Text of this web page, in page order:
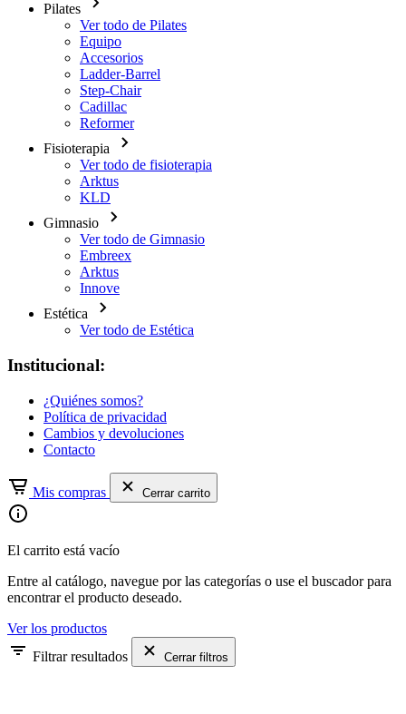
Pilates
Ver todo de Pilates
Equipo
Accesorios
Ladder-Barrel
Step-Chair
Cadillac
Reformer
Fisioterapia
Ver todo de fisioterapia
Arktus
KLD
Gimnasio
Ver todo de Gimnasio
Embreex
Arktus
Innove
Estética
Ver todo de Estética
Institucional:
¿Quiénes somos?
Política de privacidad
Cambios y devoluciones
Contacto
Mis compras Cerrar carrito
El carrito está vacío
Entre al catálogo, navegue por las categorías o use el buscador para
encontrar el producto deseado.
Ver los productos
Filtrar resultados
Cerrar filtros